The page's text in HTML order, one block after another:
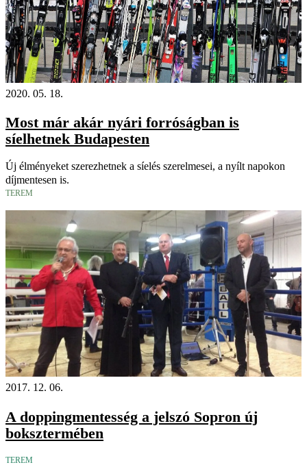
2020. 05. 18.
Most már akár nyári forróságban is
síelhetnek Budapesten
Új élményeket szerezhetnek a síelés szerelmesei, a nyílt napokon
díjmentesen is.
TEREM
2017. 12. 06.
A doppingmentesség a jelszó Sopron új
boksztermében
TEREM